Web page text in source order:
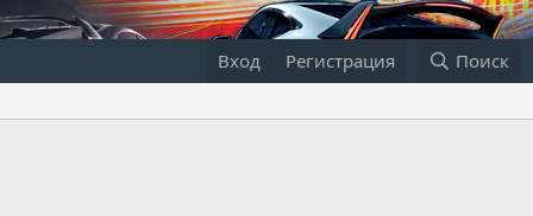
Вход Регистрация Поиск